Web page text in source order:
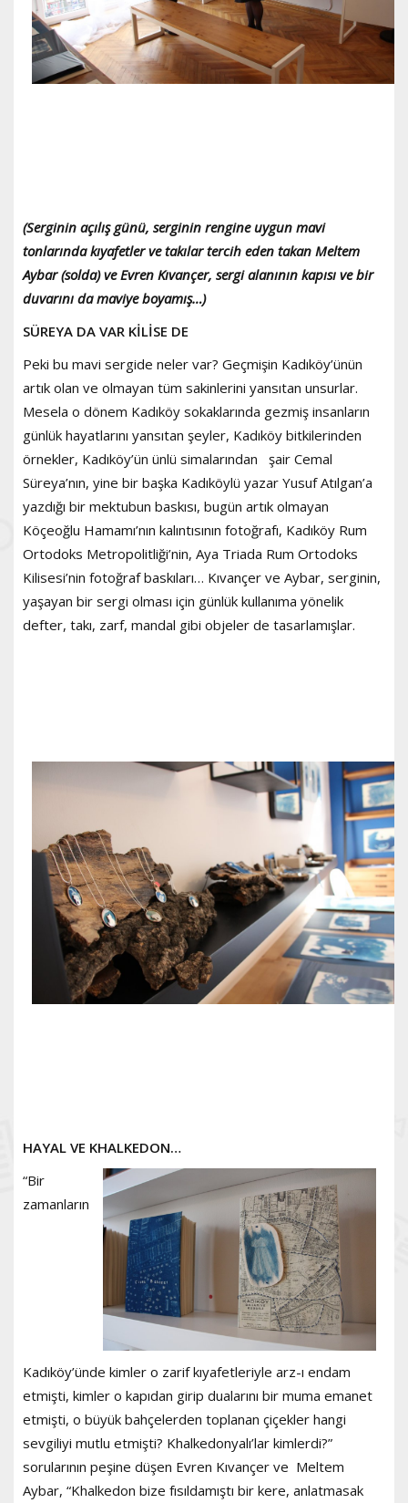
(Serginin açılış günü, serginin rengine uygun mavi
tonlarında kıyafetler ve takılar tercih eden takan Meltem
Aybar (solda) ve Evren Kıvançer, sergi alanının kapısı ve bir
duvarını da maviye boyamış…)
SÜREYA DA VAR KİLİSE DE
Peki bu mavi sergide neler var? Geçmişin Kadıköy’ünün
artık olan ve olmayan tüm sakinlerini yansıtan unsurlar.
Mesela o dönem Kadıköy sokaklarında gezmiş insanların
günlük hayatlarını yansıtan şeyler, Kadıköy bitkilerinden
örnekler, Kadıköy’ün ünlü simalarından şair Cemal
Süreya’nın, yine bir başka Kadıköylü yazar Yusuf Atılgan’a
yazdığı bir mektubun baskısı, bugün artık olmayan
Köçeoğlu Hamamı’nın kalıntısının fotoğrafı, Kadıköy Rum
Ortodoks Metropolitliği’nin, Aya Triada Rum Ortodoks
Kilisesi’nin fotoğraf baskıları… Kıvançer ve Aybar, serginin,
yaşayan bir sergi olması için günlük kullanıma yönelik
defter, takı, zarf, mandal gibi objeler de tasarlamışlar.
HAYAL VE KHALKEDON…
“Bir
zamanların
Kadıköy’ünde kimler o zarif kıyafetleriyle arz-ı endam
etmişti, kimler o kapıdan girip dualarını bir muma emanet
etmişti, o büyük bahçelerden toplanan çiçekler hangi
sevgiliyi mutlu etmişti? Khalkedonyalı’lar kimlerdi?”
sorularının peşine düşen Evren Kıvançer ve Meltem
Aybar, “Khalkedon bize fısıldamıştı bir kere, anlatmasak